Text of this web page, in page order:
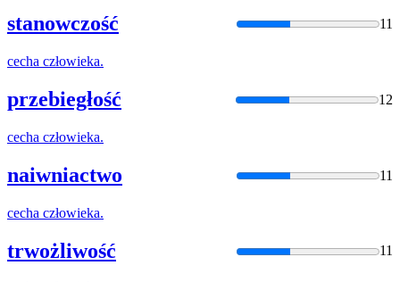
stanowczość 11
cecha człowieka.
przebiegłość 12
cecha człowieka.
naiwniactwo 11
cecha człowieka.
trwożliwość 11